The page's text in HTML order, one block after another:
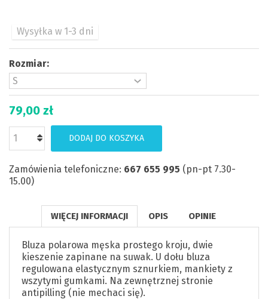
Wysyłka w 1-3 dni
Rozmiar:
79,00 zł
DODAJ DO KOSZYKA
Zamówienia telefoniczne: 667 655 995 (pn-pt 7.30-
15.00)
WIĘCEJ INFORMACJI OPIS OPINIE
Bluza polarowa męska prostego kroju, dwie
kieszenie zapinane na suwak. U dołu bluza
regulowana elastycznym sznurkiem, mankiety z
wszytymi gumkami. Na zewnętrznej stronie
antipilling (nie mechaci się).